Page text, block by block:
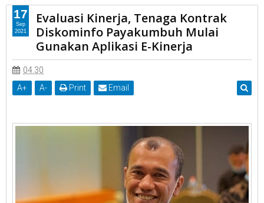
Aplikasi E Kinerja
Diskominfo
Kota Payakumbuh
Sumatera Barat
THL Diskominfo
Evaluasi Kinerja, Tenaga Kontrak Diskominfo Payakumbuh Mulai
Gunakan Aplikasi E-Kinerja
Evaluasi Kinerja, Tenaga Kontrak
Diskominfo Payakumbuh Mulai
Gunakan Aplikasi E-Kinerja
04.30
A+ A- Print Email
17
Sep
2021